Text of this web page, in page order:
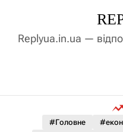
д
Replyua.in.ua —
#Головне